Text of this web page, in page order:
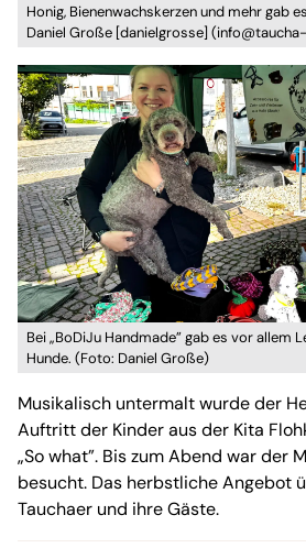
Honig, Bienenwachskerzen und mehr gab
Daniel Große [danielgrosse]
Bei „BoDiJu Handmade” gab es vor allem
Hunde. (Foto: Daniel Große)
Musikalisch untermalt wurde der
Auftritt der Kinder aus der Kita
„So what”. Bis zum Abend war der
besucht. Das herbstliche Angebot
Tauchaer und ihre Gäste.